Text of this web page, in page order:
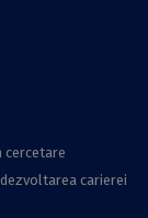
cercetare
carierei